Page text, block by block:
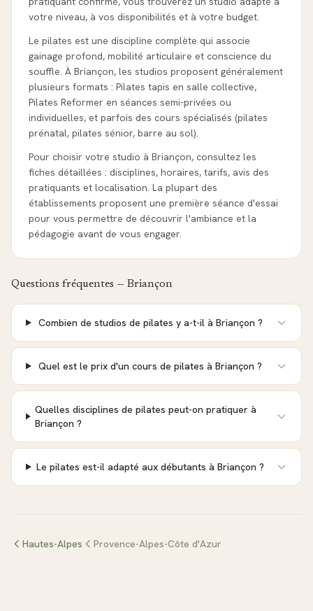
votre niveau, à vos disponibilités et à votre budget.
Le pilates est une discipline complète qui associe
gainage profond, mobilité articulaire et conscience du
souffle. À Briançon, les studios proposent généralement
plusieurs formats : Pilates tapis en salle collective,
Pilates Reformer en séances semi-privées ou
individuelles, et parfois des cours spécialisés (pilates
prénatal, pilates sénior, barre au sol).
Pour choisir votre studio à Briançon, consultez les
fiches détaillées : disciplines, horaires, tarifs, avis des
pratiquants et localisation. La plupart des
établissements proposent une première séance d'essai
pour vous permettre de découvrir l'ambiance et la
pédagogie avant de vous engager.
Questions fréquentes — Briançon
Combien de studios de pilates y a-t-il à Briançon ?
Quel est le prix d'un cours de pilates à Briançon ?
Quelles disciplines de pilates peut-on pratiquer à
Briançon ?
Le pilates est-il adapté aux débutants à Briançon ?
Hautes-Alpes Provence-Alpes-Côte d'Azur